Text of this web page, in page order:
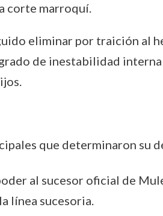
corte marroquí.
eliminar por traición al
de inestabilidad
que determinaron su
al sucesor oficial de
línea sucesoria.